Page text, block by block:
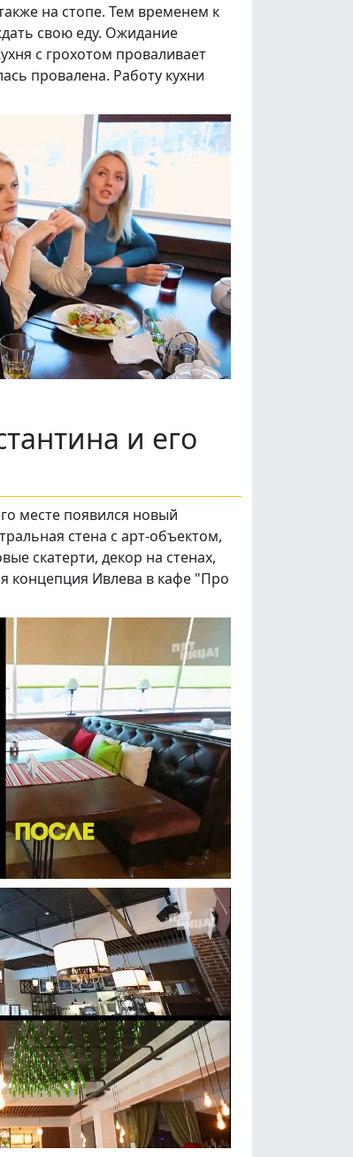
на стопе. Тем временем к
свою еду. Ожидание
с грохотом проваливает
провалена. Работу кухни
и его
месте появился новый
стена с арт-объектом,
скатерти, декор на стенах,
концепция Ивлева в кафе "Про